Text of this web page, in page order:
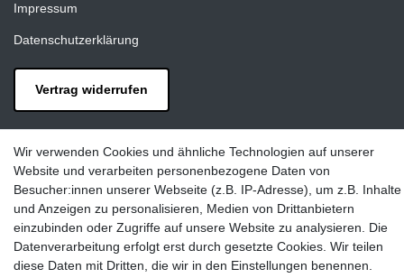
Impressum
Datenschutzerklärung
Vertrag widerrufen
LAXARA:
Zeppelinstraße 4, 89604 Allmendingen, Deutschland
E-mail:
E-mail:
Wir verwenden Cookies und ähnliche Technologien auf unserer
Website und verarbeiten personenbezogene Daten von
Besucher:innen unserer Webseite (z.B. IP-Adresse), um z.B. Inhalte
und Anzeigen zu personalisieren, Medien von Drittanbietern
einzubinden oder Zugriffe auf unsere Website zu analysieren. Die
Datenverarbeitung erfolgt erst durch gesetzte Cookies. Wir teilen
diese Daten mit Dritten, die wir in den Einstellungen benennen.